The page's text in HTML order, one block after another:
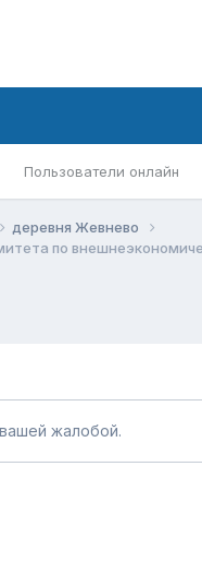
Пользователи онлайн
деревня Жевнево
по
жалобой.